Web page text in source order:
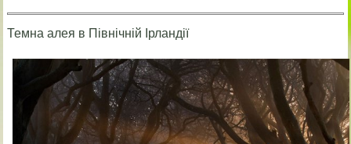
Темна алея в Північній Ірландії